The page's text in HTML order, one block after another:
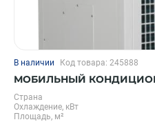
В наличии Код товара: 245888
МОБИЛЬНЫЙ
Страна
Охлаждение, кВт
Площадь, м²